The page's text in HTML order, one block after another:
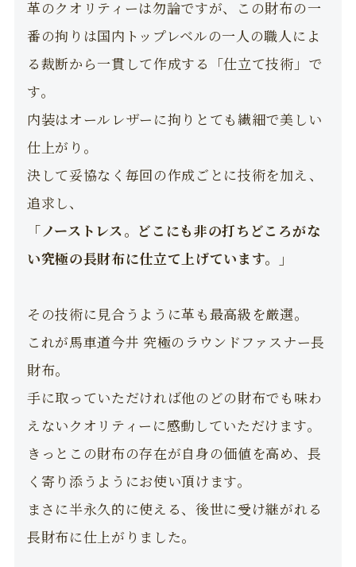
革のクオリティーは勿論ですが、この財布の一
番の拘りは国内トップレベルの一人の職人によ
る裁断から一貫して作成する「仕立て技術」で
す。
内装はオールレザーに拘りとても繊細で美しい
仕上がり。
決して妥協なく毎回の作成ごとに技術を加え、
追求し、
「ノーストレス。どこにも非の打ちどころがな
い究極の長財布に仕立て上げています。」
その技術に見合うように革も最高級を厳選。
これが馬車道今井 究極のラウンドファスナー長
財布。
手に取っていただければ他のどの財布でも味わ
えないクオリティーに感動していただけます。
きっとこの財布の存在が自身の価値を高め、長
く寄り添うようにお使い頂けます。
まさに半永久的に使える、後世に受け継がれる
長財布に仕上がりました。